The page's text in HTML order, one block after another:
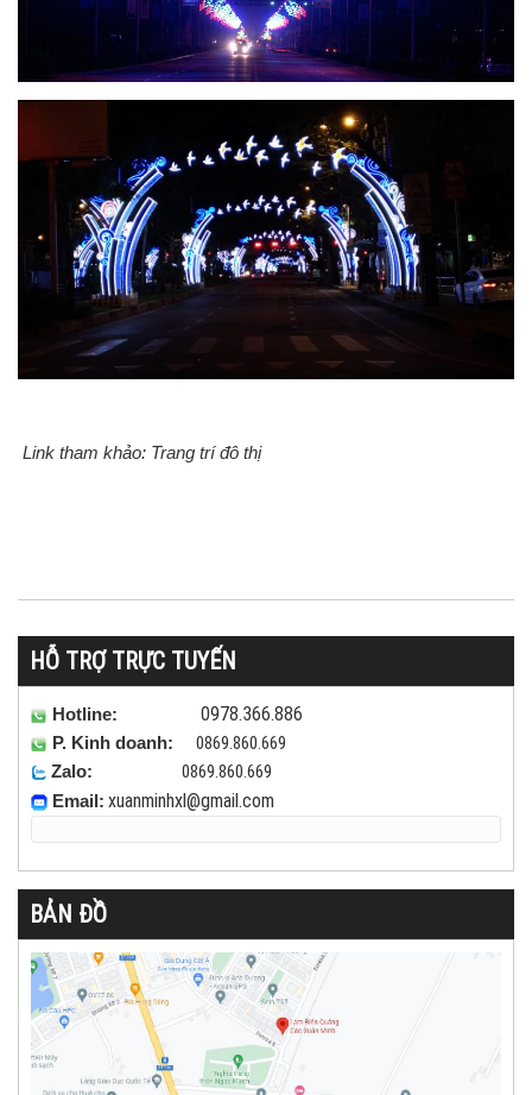
Link tham khảo: Trang trí đô thị
HỖ TRỢ TRỰC TUYẾN
Hotline: 0978.366.886
P. Kinh doanh: 0869.860.669
Zalo: 0869.860.669
Email: xuanminhxl@gmail.com
BẢN ĐỒ